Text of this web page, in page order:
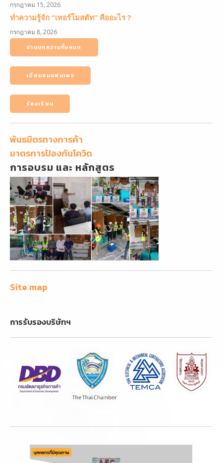
กรกฎาคม 15, 2026
ทำความรู้จัก “เทอร์โมสตัท” คืออะไร ?
กรกฎาคม 8, 2026
อ่านบทความทั้งหมด
เยี่ยมชมแฟนเพจ
ร้องเรียน
พันธมิตรทางการค้า
มาตรการป้องกันโควิด
การอบรม และ หลักสูตร
Site map
การรับรองบริษัทฯ